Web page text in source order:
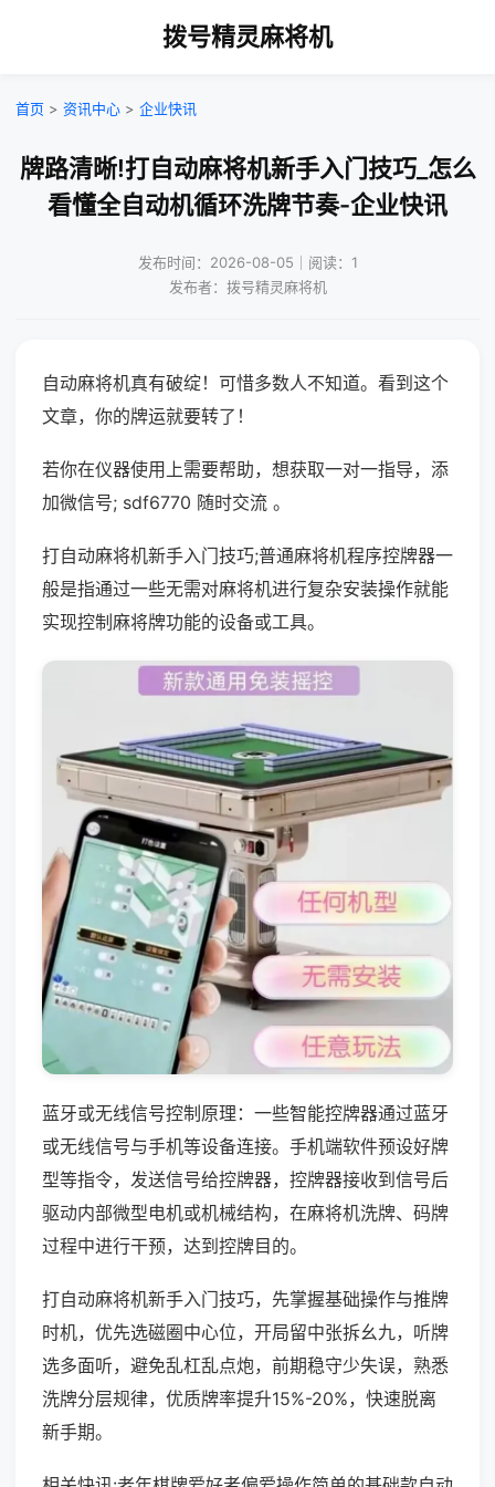
拨号精灵麻将机
首页 > 资讯中心 > 企业快讯
牌路清晰!打自动麻将机新手入门技巧_怎么
看懂全自动机循环洗牌节奏-企业快讯
发布时间：2026-08-05｜阅读：1
发布者：拨号精灵麻将机
自动麻将机真有破绽！可惜多数人不知道。看到这个
文章，你的牌运就要转了！
若你在仪器使用上需要帮助，想获取一对一指导，添
加微信号; sdf6770 随时交流 。
打自动麻将机新手入门技巧;普通麻将机程序控牌器一
般是指通过一些无需对麻将机进行复杂安装操作就能
实现控制麻将牌功能的设备或工具。
蓝牙或无线信号控制原理：一些智能控牌器通过蓝牙
或无线信号与手机等设备连接。手机端软件预设好牌
型等指令，发送信号给控牌器，控牌器接收到信号后
驱动内部微型电机或机械结构，在麻将机洗牌、码牌
过程中进行干预，达到控牌目的。
打自动麻将机新手入门技巧，先掌握基础操作与推牌
时机，优先选磁圈中心位，开局留中张拆幺九，听牌
选多面听，避免乱杠乱点炮，前期稳守少失误，熟悉
洗牌分层规律，优质牌率提升15%-20%，快速脱离
新手期。